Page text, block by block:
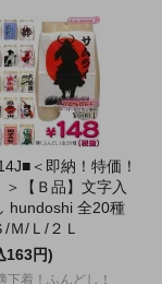
＜即納！特価！
＞【Ｂ品】文字入
hundoshi 全20種
Ｍ/Ｌ/２Ｌ
163円)
下着！ふんどし！